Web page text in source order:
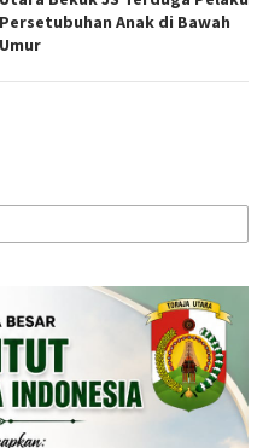
Persetubuhan Anak di Bawah
Umur